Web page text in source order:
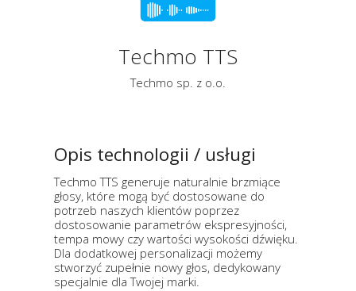
Techmo TTS
Techmo sp. z o.o.
Opis technologii / usługi
Techmo TTS generuje naturalnie brzmiące
głosy, które mogą być dostosowane do
potrzeb naszych klientów poprzez
dostosowanie parametrów ekspresyjności,
tempa mowy czy wartości wysokości dźwięku.
Dla dodatkowej personalizacji możemy
stworzyć zupełnie nowy głos, dedykowany
specjalnie dla Twojej marki.